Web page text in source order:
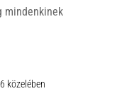
mindenkinek
közelében